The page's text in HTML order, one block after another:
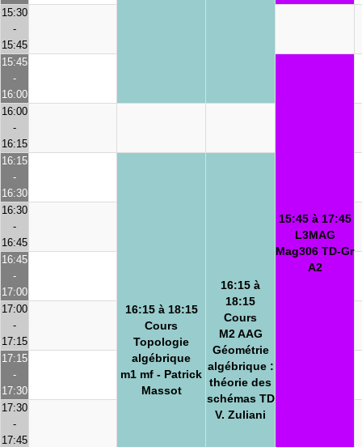
15:30
-
15:45
15:45
-
16:00
15:45 à 17:45
L3MAG
Mag306 TD-Gr
A2
16:00
-
16:15
16:15
-
16:30
16:15 à 18:15
Cours
Topologie
algébrique
m1 mf - Patrick
Massot
16:15 à
18:15
Cours
M2 AAG
Géométrie
algébrique :
théorie des
schémas TD
V. Zuliani
16:30
-
16:45
16:45
-
17:00
17:00
-
17:15
17:15
-
17:30
17:30
-
17:45